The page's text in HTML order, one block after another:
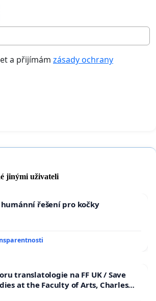
a přijímám zásady ochrany
jinými uživateli
řešení pro kočky
translatologie na FF UK / Save
at the Faculty of Arts, Charles